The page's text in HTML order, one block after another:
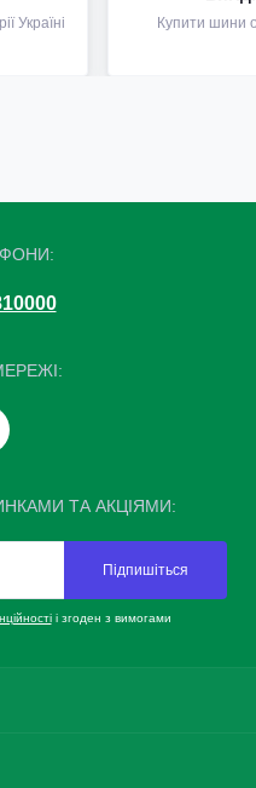
Україні Купити шини
ТА АКЦІЯМИ:
Підпишіться
і згоден з вимогами